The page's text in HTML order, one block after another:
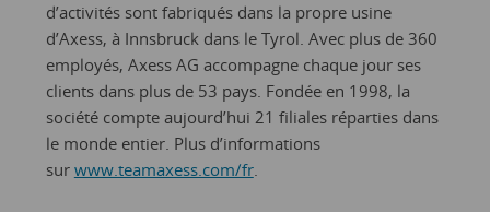
d’activités sont fabriqués dans la propre usine
d’Axess, à Innsbruck dans le Tyrol. Avec plus de 360
employés, Axess AG accompagne chaque jour ses
clients dans plus de 53 pays. Fondée en 1998, la
société compte aujourd’hui 21 filiales réparties dans
le monde entier. Plus d’informations
sur www.teamaxess.com/fr.